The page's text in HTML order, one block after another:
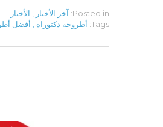
Posted in: آخر الأخبار , الأخبار
Tags: أطروحة دكتوراه , أفضل